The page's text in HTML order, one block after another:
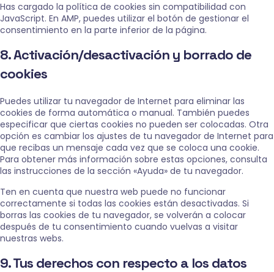
Has cargado la política de cookies sin compatibilidad con
JavaScript. En AMP, puedes utilizar el botón de gestionar el
consentimiento en la parte inferior de la página.
8. Activación/desactivación y borrado de
cookies
Puedes utilizar tu navegador de Internet para eliminar las
cookies de forma automática o manual. También puedes
especificar que ciertas cookies no pueden ser colocadas. Otra
opción es cambiar los ajustes de tu navegador de Internet para
que recibas un mensaje cada vez que se coloca una cookie.
Para obtener más información sobre estas opciones, consulta
las instrucciones de la sección «Ayuda» de tu navegador.
Ten en cuenta que nuestra web puede no funcionar
correctamente si todas las cookies están desactivadas. Si
borras las cookies de tu navegador, se volverán a colocar
después de tu consentimiento cuando vuelvas a visitar
nuestras webs.
9. Tus derechos con respecto a los datos